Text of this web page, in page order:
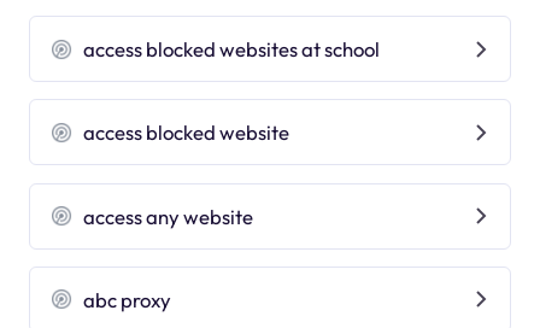
access blocked websites at school
access blocked website
access any website
abc proxy